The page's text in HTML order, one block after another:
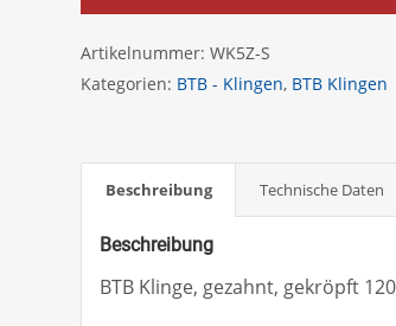
Artikelnummer:WK5Z-S
Kategorien: BTB - Klingen, BTB Klingen
Beschreibung Technische Daten
Beschreibung
BTB Klinge, gezahnt, gekröpft